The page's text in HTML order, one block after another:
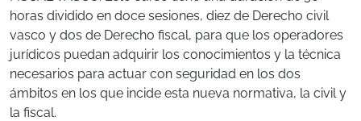
horas dividido en doce sesiones, diez de Derecho civil
vasco y dos de Derecho fiscal, para que los operadores
jurídicos puedan adquirir los conocimientos y la técnica
necesarios para actuar con seguridad en los dos
ámbitos en los que incide esta nueva normativa, la civil y
la fiscal.